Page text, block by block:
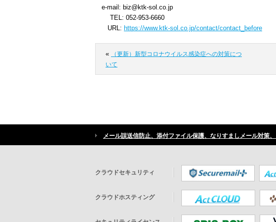
e-mail: biz@ktk-sol.co.jp
TEL: 052-953-6660
URL: https://www.ktk-sol.co.jp/contact/contact_before
«
（更新）新型コロナウイルス感染症への対策につ
いて
メール誤送信防止、添付ファイル保護、なりすましメール対策
クラウドセキュリティ
クラウドホスティング